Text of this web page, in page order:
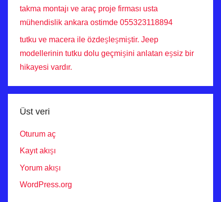
takma montajı ve araç proje firması usta
mühendislik ankara ostimde 055323118894
tutku ve macera ile özdeşleşmiştir. Jeep
modellerinin tutku dolu geçmişini anlatan eşsiz bir
hikayesi vardır.
Üst veri
Oturum aç
Kayıt akışı
Yorum akışı
WordPress.org